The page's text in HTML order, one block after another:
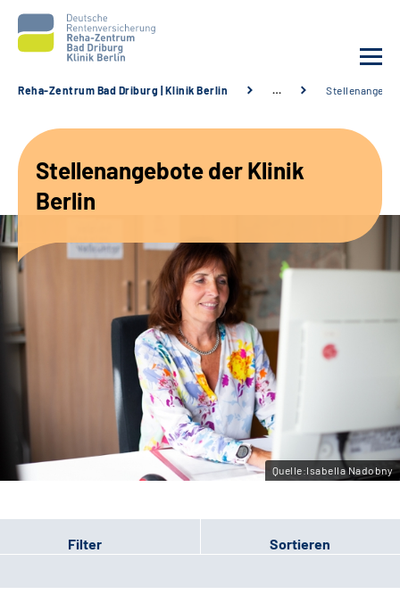
Unsere Angebote
Karriere
Leichte Sprache
Gebärdensprache
Reha-Zentrum Bad Driburg | Klinik Berlin …
Stellenangebote der Klinik
Berlin
Quelle:Isabella Nadobny
Filter Sortieren